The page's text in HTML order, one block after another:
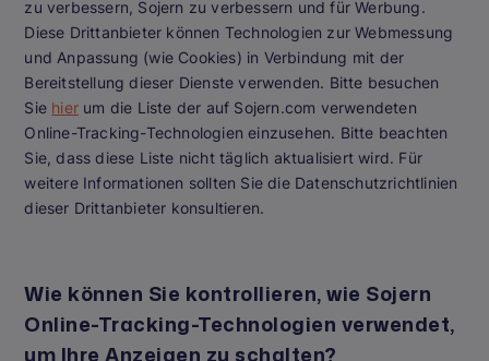
zu verbessern, Sojern zu verbessern und für Werbung.
Diese Drittanbieter können Technologien zur Webmessung
und Anpassung (wie Cookies) in Verbindung mit der
Bereitstellung dieser Dienste verwenden. Bitte besuchen
Sie hier um die Liste der auf Sojern.com verwendeten
Online-Tracking-Technologien einzusehen. Bitte beachten
Sie, dass diese Liste nicht täglich aktualisiert wird. Für
weitere Informationen sollten Sie die Datenschutzrichtlinien
dieser Drittanbieter konsultieren.
Wie können Sie kontrollieren, wie Sojern
Online-Tracking-Technologien verwendet,
um Ihre Anzeigen zu schalten?